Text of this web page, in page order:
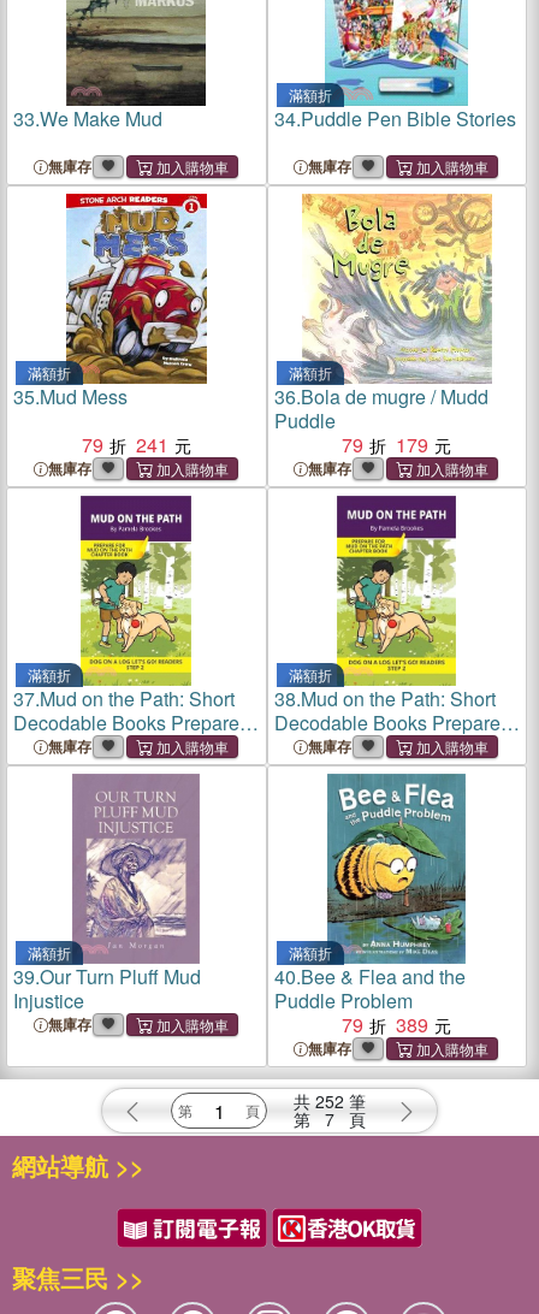
33.We Make Mud
無庫存
滿額折
34.Puddle Pen Bible Stories
無庫存
滿額折
35.Mud Mess
79
241
無庫存
滿額折
36.Bola de mugre / Mudd
Puddle
79
179
無庫存
滿額折
37.Mud on the Path: Short
Decodable Books Prepare
Students for Reading DOG
ON A LOG Decodable
Chapter Books. For
Beginning Readers and
Students with Dysl
無庫存
滿額折
38.Mud on the Path: Short
Decodable Books Prepare
Students for Reading DOG
ON A LOG Decodable
Chapter Books. For
Beginning Readers and
Students with Dysl
無庫存
滿額折
39.Our Turn Pluff Mud
Injustice
無庫存
滿額折
40.Bee & Flea and the
Puddle Problem
79
389
無庫存
共 252 筆
第 7 頁
網站導航 >>
聚焦三民 >>